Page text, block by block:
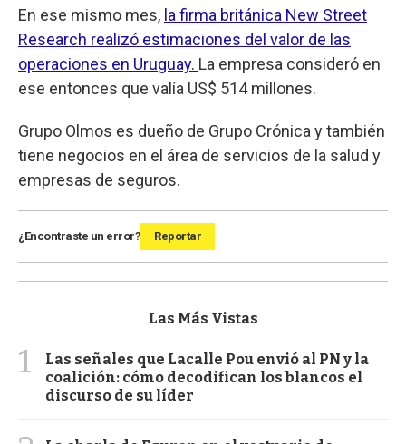
En ese mismo mes, la firma británica New Street
Research realizó estimaciones del valor de las
operaciones en Uruguay. La empresa consideró en
ese entonces que valía US$ 514 millones.
Grupo Olmos es dueño de Grupo Crónica y también
tiene negocios en el área de servicios de la salud y
empresas de seguros.
¿Encontraste un error? Reportar
Las Más Vistas
1
Las señales que Lacalle Pou envió al PN y la
coalición: cómo decodifican los blancos el
discurso de su líder